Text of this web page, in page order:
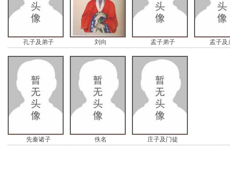
孔子及弟子 刘向 孟子弟子 孟子及
先秦诸子 佚名 庄子及门徒